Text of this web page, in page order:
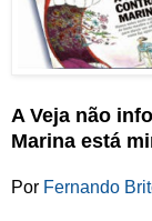
A Veja não
Marina está
Por Fernando